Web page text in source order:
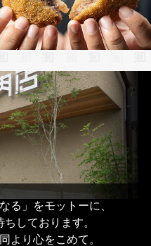
る」をモットーに、
しております。
より心をこめて。